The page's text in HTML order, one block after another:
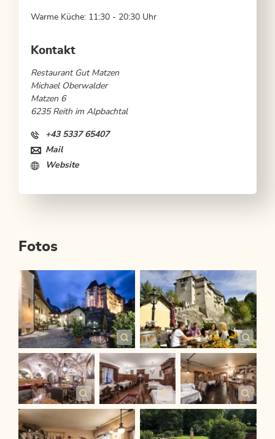
Fotos
Warme Küche: 11:30 - 20:30 Uhr
Kontakt
Restaurant Gut Matzen
Michael Oberwalder
Matzen 6
6235 Reith im Alpbachtal
+43 5337 65407
Mail
Website